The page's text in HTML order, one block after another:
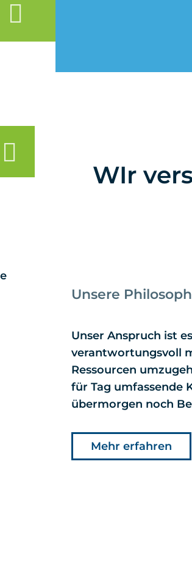
WIr
Unsere
Unser Anspruch ist
verantwortungsvoll
Ressourcen
für Tag umfassende
übermorgen noch
Mehr erfahren